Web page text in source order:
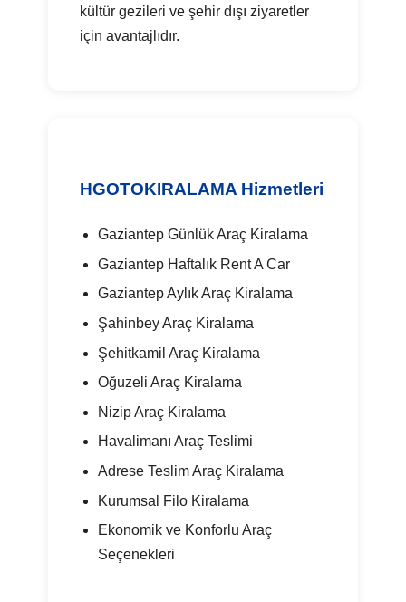
kültür gezileri ve şehir dışı ziyaretler
için avantajlıdır.
HGOTOKIRALAMA Hizmetleri
Gaziantep Günlük Araç Kiralama
Gaziantep Haftalık Rent A Car
Gaziantep Aylık Araç Kiralama
Şahinbey Araç Kiralama
Şehitkamil Araç Kiralama
Oğuzeli Araç Kiralama
Nizip Araç Kiralama
Havalimanı Araç Teslimi
Adrese Teslim Araç Kiralama
Kurumsal Filo Kiralama
Ekonomik ve Konforlu Araç
Seçenekleri